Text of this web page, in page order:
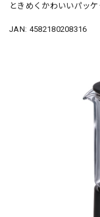
ときめくかわいいパッ
JAN: 4582180208316